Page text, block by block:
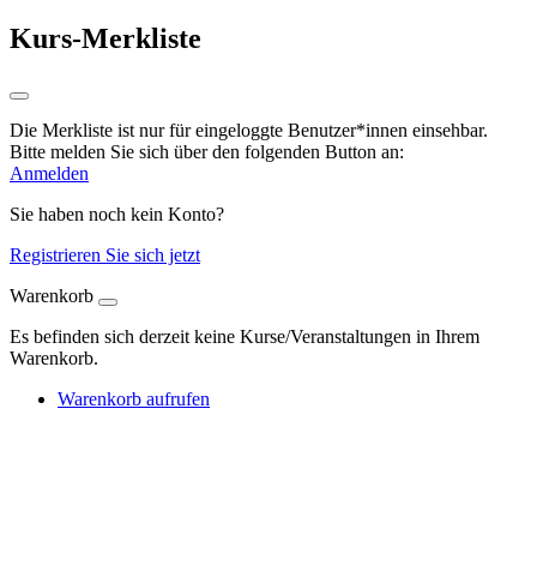
Kurs-Merkliste
Die Merkliste ist nur für eingeloggte Benutzer*innen einsehbar.
Bitte melden Sie sich über den folgenden Button an:
Anmelden
Sie haben noch kein Konto?
Registrieren Sie sich jetzt
Warenkorb
Es befinden sich derzeit keine Kurse/Veranstaltungen in Ihrem
Warenkorb.
Warenkorb aufrufen